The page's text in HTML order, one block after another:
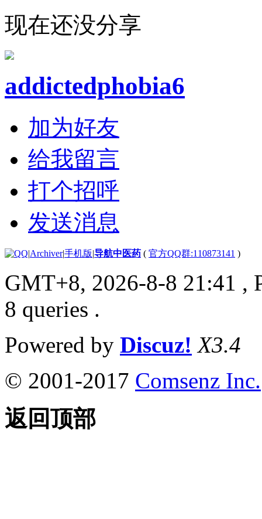
现在还没分享
addictedphobia6
加为好友
给我留言
打个招呼
发送消息
|Archiver|手机版|导航中医药 ( 官方QQ群:110873141 )
GMT+8, 2026-8-8 21:41 ,
8 queries .
Powered by Discuz! X3.4
© 2001-2017 Comsenz Inc.
返回顶部